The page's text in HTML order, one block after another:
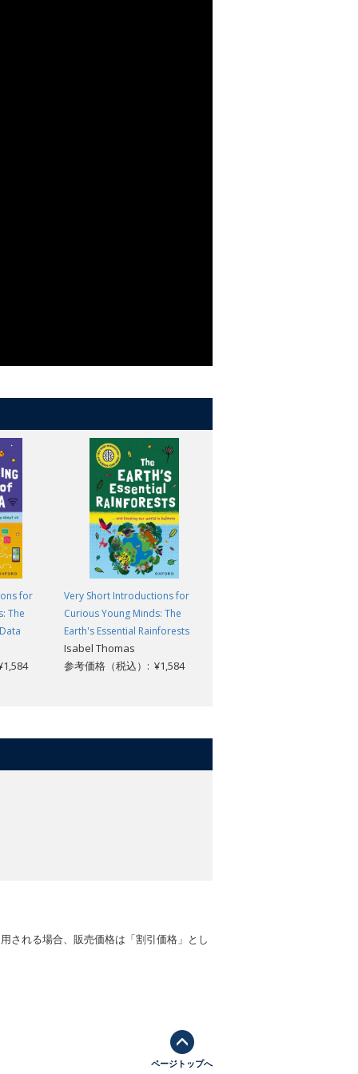
for
The
Very Short Introductions for
Curious Young Minds: The
Earth's Essential Rainforests
Isabel Thomas
参考価格（税込）: ¥1,584
される場合、販売価格は「割引価格」とし
ページトップへ